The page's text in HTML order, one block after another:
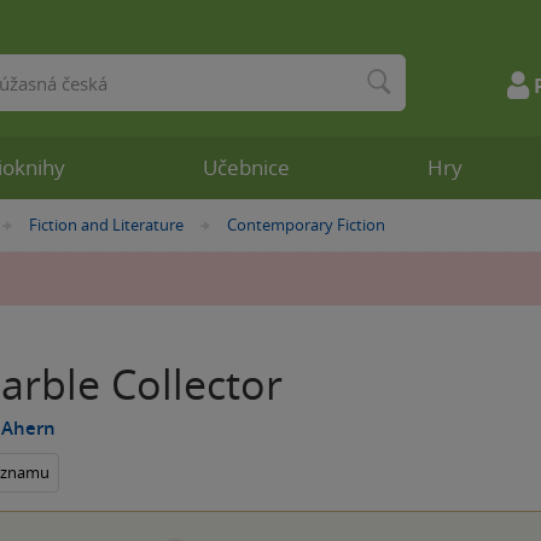
»Fiction and Literature »
Contemporary Fiction
Collector
Učebnice Hry